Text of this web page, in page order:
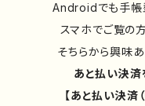
Androidでも手帳
スマホでご覧の
そちらから興味
あと払い決
【あと払い決済